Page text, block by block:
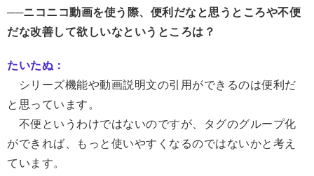
──ニコニコ動画を使う際、便利だなと思うところや不便
だな改善して欲しいなというところは？
たいたぬ：
シリーズ機能や動画説明文の引用ができるのは便利だ
と思っています。
不便というわけではないのですが、タグのグループ化
ができれば、もっと使いやすくなるのではないかと考え
ています。